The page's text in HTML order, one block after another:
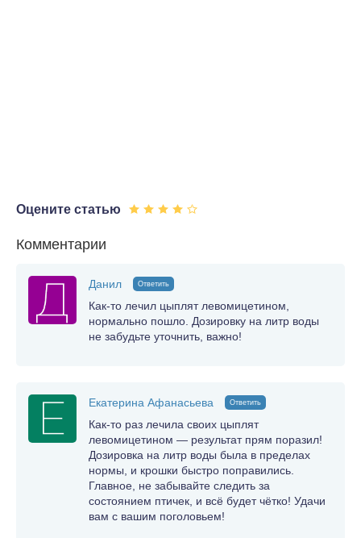
Оцените статью
Комментарии
Данил Ответить
Как-то лечил цыплят левомицетином,
нормально пошло. Дозировку на литр воды
не забудьте уточнить, важно!
Екатерина Афанасьева Ответить
Как-то раз лечила своих цыплят
левомицетином — результат прям поразил!
Дозировка на литр воды была в пределах
нормы, и крошки быстро поправились.
Главное, не забывайте следить за
состоянием птичек, и всё будет чётко! Удачи
вам с вашим поголовьем!